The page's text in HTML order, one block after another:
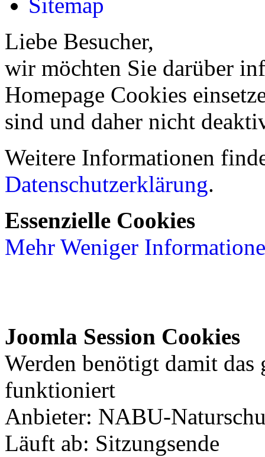
Sitemap
Liebe Besucher,
wir möchten Sie darüber
Homepage Cookies
sind und daher nicht
Weitere Informationen
Datenschutzerklärung.
Essenzielle Cookies
Mehr Weniger
Joomla Session Cookies
Werden benötigt damit
funktioniert
Anbieter: NABU-
Läuft ab: Sitzungsende